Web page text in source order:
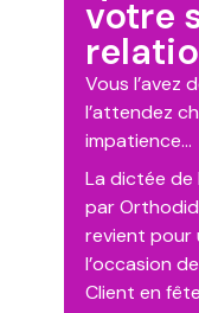
votre
Vous l’avez
l’attendez
impatience…
La dictée de
par
revient pour
l’occasion
Client en